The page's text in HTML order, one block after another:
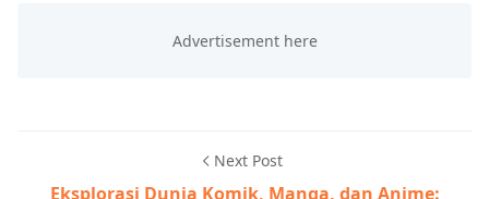
Next Post
Eksplorasi Dunia Komik, Manga, dan Anime: